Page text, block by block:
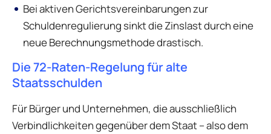
Bei aktiven Gerichtsvereinbarungen zur
Schuldenregulierung sinkt die Zinslast durch eine
neue Berechnungsmethode drastisch.
Die 72-Raten-Regelung für alte
Staatsschulden
Für Bürger und Unternehmen, die ausschließlich
Verbindlichkeiten gegenüber dem Staat – also dem